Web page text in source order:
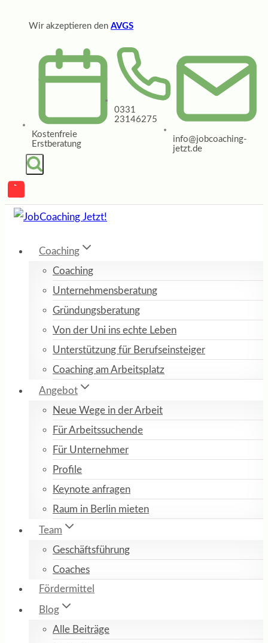
Wir akzeptieren den AVGS
Kostenfreie
Erstberatung
0331
23146275
info@jobcoaching-
jetzt.de
Coaching
Coaching
Unternehmensberatung
Gründungsberatung
Von der Uni ins echte Leben
Unterstützung für Berufseinsteiger
Coaching am Arbeitsplatz
Angebot
Neue Wege in der Arbeit
Für Arbeitssuchende
Für Unternehmer
Profile
Keynote anfragen
Raum in Berlin mieten
Team
Geschäftsführung
Coaches
Fördermittel
Blog
Alle Beiträge